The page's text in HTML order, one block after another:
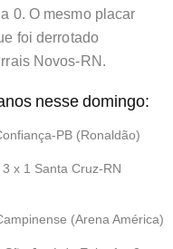
0. O mesmo placar
foi derrotado
Novos-RN.
nesse domingo:
PB (Ronaldão)
x 1 Santa Cruz-RN
(Arena América)